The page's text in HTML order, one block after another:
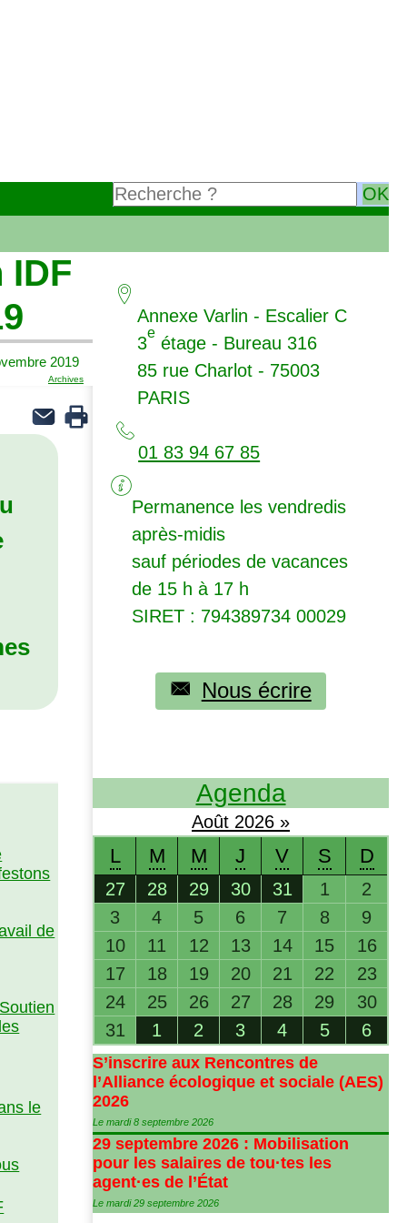
IDF
2019
Archives
de
le
Annexe Varlin - Escalier C
3
e
étage - Bureau 316
85 rue Charlot - 75003
PARIS
01 83 94 67 85
Permanence les vendredis
après-midis
sauf périodes de vacances
de 15 h à 17 h
SIRET : 794389734 00029
Nous écrire
Agenda
Août 2026 »
L M M J V S D
27 28 29 30 31 1
2
3
4 5 6 7 8
9
10
11 12 13 14 15
16
17
18 19 20 21 22
23
24
25 26 27 28 29
30
31
1 2 3 4 5 6
S’inscrire aux Rencontres de
l’Alliance écologique et sociale (AES)
2026
Le mardi 8 septembre 2026
29 septembre 2026 : Mobilisation
pour les salaires de tou·tes les
agent·es de l’État
Le mardi 29 septembre 2026